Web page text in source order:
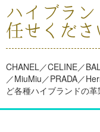
ハイブラ
任せくださ
CHANEL／CELINE／
／MiuMiu／PRADA／
ど各種ハイブランドの